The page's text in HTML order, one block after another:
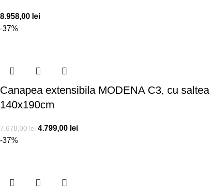
8.958,00 lei
-37%
Canapea extensibila MODENA C3, cu saltea
140x190cm
7.678,00lei 4.799,00 lei
-37%